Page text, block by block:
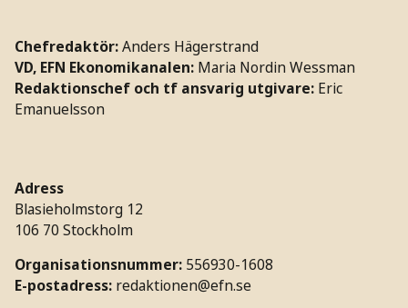
Chefredaktör:Anders Hägerstrand
VD, EFN Ekonomikanalen: Maria Nordin Wessman
Redaktionschef och tf ansvarig utgivare: Eric
Emanuelsson
Adress
Blasieholmstorg 12
106 70 Stockholm
Organisationsnummer: 556930-1608
E-postadress: redaktionen@efn.se